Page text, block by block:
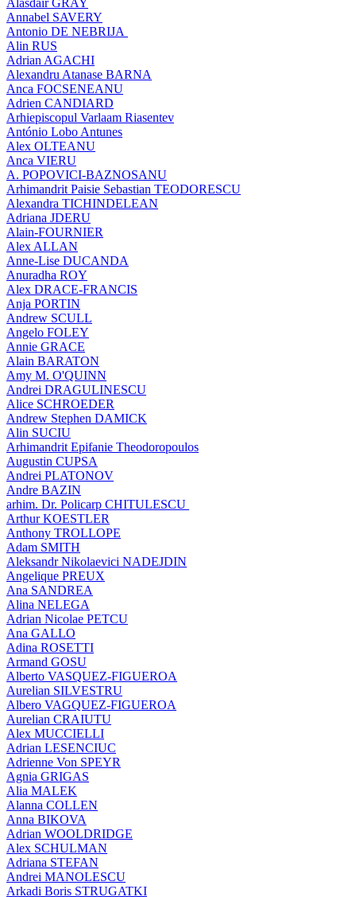
Annabel SAVERY
Antonio DE NEBRIJA
Alin RUS
Adrian AGACHI
Alexandru Atanase BARNA
Anca FOCSENEANU
Adrien CANDIARD
Arhiepiscopul Varlaam Riasentev
António Lobo Antunes
Alex OLTEANU
Anca VIERU
A. POPOVICI-BAZNOSANU
Arhimandrit Paisie Sebastian TEODORESCU
Alexandra TICHINDELEAN
Adriana JDERU
Alain-FOURNIER
Alex ALLAN
Anne-Lise DUCANDA
Anuradha ROY
Alex DRACE-FRANCIS
Anja PORTIN
Andrew SCULL
Angelo FOLEY
Annie GRACE
Alain BARATON
Amy M. O'QUINN
Andrei DRAGULINESCU
Alice SCHROEDER
Andrew Stephen DAMICK
Alin SUCIU
Arhimandrit Epifanie Theodoropoulos
Augustin CUPSA
Andrei PLATONOV
Andre BAZIN
arhim. Dr. Policarp CHITULESCU
Arthur KOESTLER
Anthony TROLLOPE
Adam SMITH
Aleksandr Nikolaevici NADEJDIN
Angelique PREUX
Ana SANDREA
Alina NELEGA
Adrian Nicolae PETCU
Ana GALLO
Adina ROSETTI
Armand GOSU
Alberto VASQUEZ-FIGUEROA
Aurelian SILVESTRU
Albero VAGQUEZ-FIGUEROA
Aurelian CRAIUTU
Alex MUCCIELLI
Adrian LESENCIUC
Adrienne Von SPEYR
Agnia GRIGAS
Alia MALEK
Alanna COLLEN
Anna BIKOVA
Adrian WOOLDRIDGE
Alex SCHULMAN
Adriana STEFAN
Andrei MANOLESCU
Arkadi Boris STRUGATKI